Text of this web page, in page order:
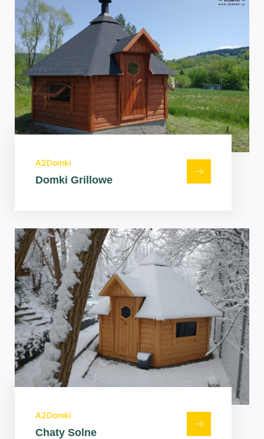
A2Domki
Domki Grillowe
A2Domki
Chaty Solne